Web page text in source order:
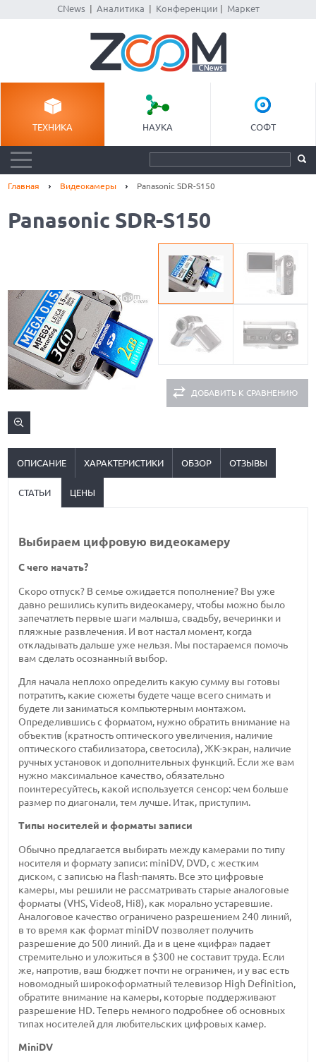
CNews| Аналитика Конференции Маркет
ТЕХНИКА НАУКА СОФТ
Главная Видеокамеры Panasonic SDR-S150
Panasonic SDR-S150
ДОБАВИТЬ К СРАВНЕНИЮ
ОПИСАНИЕ ХАРАКТЕРИСТИКИ ОБЗОР ОТЗЫВЫ
СТАТЬИ ЦЕНЫ
Выбираем цифровую видеокамеру
С чего начать?
Скоро отпуск? В семье ожидается пополнение? Вы уже
давно решились купить видеокамеру, чтобы можно было
запечатлеть первые шаги малыша, свадьбу, вечеринки и
пляжные развлечения. И вот настал момент, когда
откладывать дальше уже нельзя. Мы постараемся помочь
вам сделать осознанный выбор.
Для начала неплохо определить какую сумму вы готовы
потратить, какие сюжеты будете чаще всего снимать и
будете ли заниматься компьютерным монтажом.
Определившись с форматом, нужно обратить внимание на
объектив (кратность оптического увеличения, наличие
оптического стабилизатора, светосила), ЖК-экран, наличие
ручных установок и дополнительных функций. Если же вам
нужно максимальное качество, обязательно
поинтересуйтесь, какой используется сенсор: чем больше
размер по диагонали, тем лучше. Итак, приступим.
Типы носителей и форматы записи
Обычно предлагается выбирать между камерами по типу
носителя и формату записи: miniDV, DVD, с жестким
диском, с записью на flash-память. Все это цифровые
камеры, мы решили не рассматривать старые аналоговые
форматы (VHS, Video8, Hi8), как морально устаревшие.
Аналоговое качество ограничено разрешением 240 линий,
в то время как формат miniDV позволяет получить
разрешение до 500 линий. Да и в цене «цифра» падает
стремительно и уложиться в $300 не составит труда. Если
же, напротив, ваш бюджет почти не ограничен, и у вас есть
новомодный широкоформатный телевизор High Definition,
обратите внимание на камеры, которые поддерживают
разрешение HD. Теперь немного подробнее об основных
типах носителей для любительских цифровых камер.
MiniDV